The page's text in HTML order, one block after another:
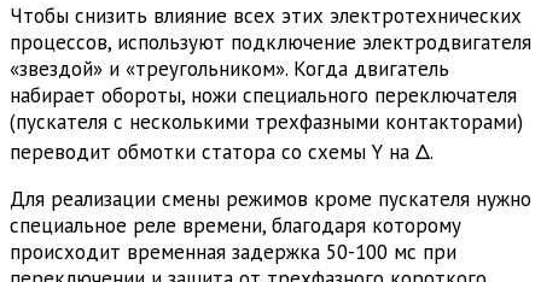
Чтобы снизить влияние всех этих электротехнических
процессов, используют подключение электродвигателя
«звездой» и «треугольником». Когда двигатель
набирает обороты, ножи специального переключателя
(пускателя с несколькими трехфазными контакторами)
переводит обмотки статора со схемы Y на Δ.
Для реализации смены режимов кроме пускателя нужно
специальное реле времени, благодаря которому
происходит временная задержка 50-100 мс при